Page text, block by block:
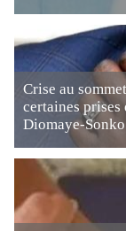
Crise au
certaines
Diomaye-Sonko